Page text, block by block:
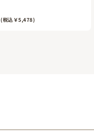
(税込￥5,478)